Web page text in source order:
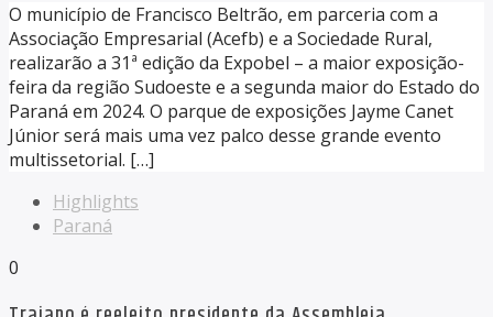
O município de Francisco Beltrão, em parceria com a
Associação Empresarial (Acefb) e a Sociedade Rural,
realizarão a 31ª edição da Expobel – a maior exposição-
feira da região Sudoeste e a segunda maior do Estado do
Paraná em 2024. O parque de exposições Jayme Canet
Júnior será mais uma vez palco desse grande evento
multissetorial. […]
Highlights
Paraná
0